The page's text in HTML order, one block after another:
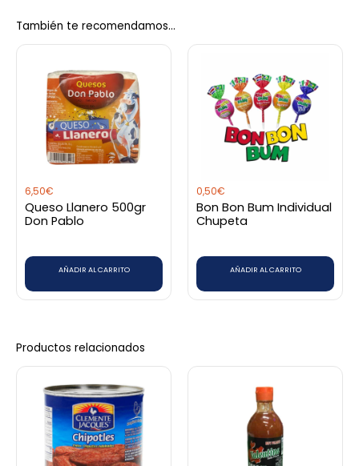
Sé el primero en valorar “Caraotas
Frijoles Rojo El Plebeyo 425Ml”
Debesaccederpara publicar una valoración.
También te recomendamos…
6,50€
Queso Llanero 500gr
Don Pablo
AÑADIR AL CARRITO
0,50€
Bon Bon Bum Individual
Chupeta
AÑADIR AL CARRITO
Productos relacionados